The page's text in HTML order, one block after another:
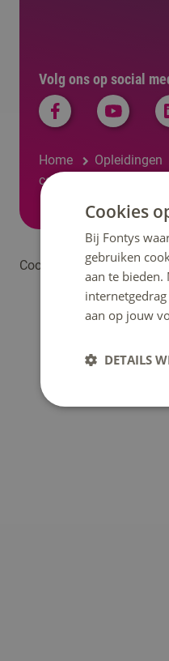
Volg ons op social
Home Opleidingen
communiceren (cursus)
Cookieverklaring
Cookies
Bij Fontys
gebruiken
aan te
aan op jouw
DETAILS